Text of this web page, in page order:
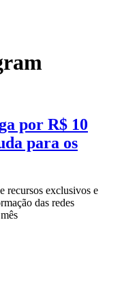
por R$ 10
para os
recursos exclusivos e
das redes